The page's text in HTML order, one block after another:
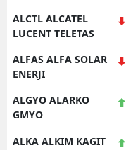
ALCTL ALCATEL
LUCENT TELETAS
ALFAS ALFA SOLAR
ENERJI
ALGYO ALARKO
GMYO
ALKA ALKIM KAGIT